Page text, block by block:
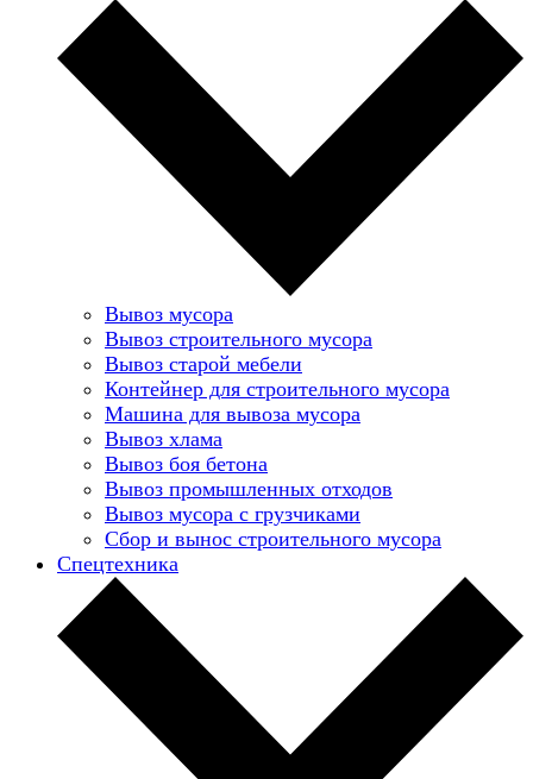
Вывоз мусора
Вывоз строительного мусора
Вывоз старой мебели
Контейнер для строительного мусора
Машина для вывоза мусора
Вывоз хлама
Вывоз боя бетона
Вывоз промышленных отходов
Вывоз мусора с грузчиками
Сбор и вынос строительного мусора
Спецтехника